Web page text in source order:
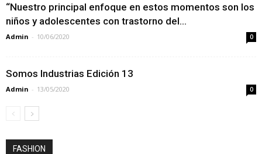
“Nuestro principal enfoque en estos momentos son los
niños y adolescentes con trastorno del...
Admin - 10/06/2020 0
Somos Industrias Edición 13
Admin - 13/05/2020 0
FASHION